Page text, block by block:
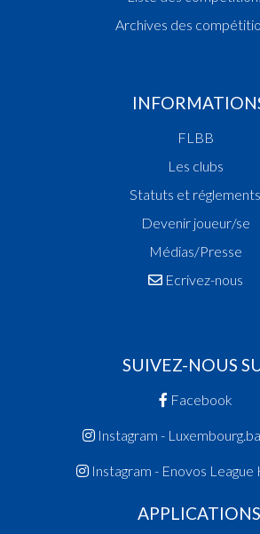
Archives des
FLBB
Les clubs
Statuts et réglements
Devenir joueur/se
Médias/Presse
Ecrivez-nous
SUIVEZ-NOUS
Facebook
Instagram -
Instagram - Enovos League
APPLICATIONS